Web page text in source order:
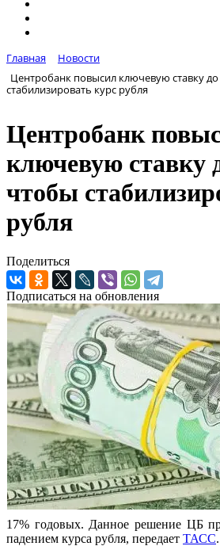
Главная
Новости
Центробанк повысил ключевую ставку
стабилизировать курс рубля
Центробанк
ключевую ставку
чтобы
рубля
Поделиться
Подписаться на обновления
17% годовых. Данное решение ЦБ
падением курса рубля, передает ТАСС.